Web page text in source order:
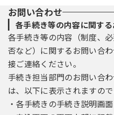
ールに記載されている
ことで、本登録を行いま
(2) 利用者登録を行う際
ワード、氏名、住所、
要な事項を本サービス
い。
(3) 住所、氏名、メー
った場合は変更手続を
(4) 利用者登録にて登録
体にて管理されます。
お問い合わせ
各手続き等の内容に関す
各手続き等の内容（制度、
否など）に関するお問い合
接ご連絡ください。
手続き担当部門のお問い合
は、以下に表示されますので
・各手続きの手続き説明画面